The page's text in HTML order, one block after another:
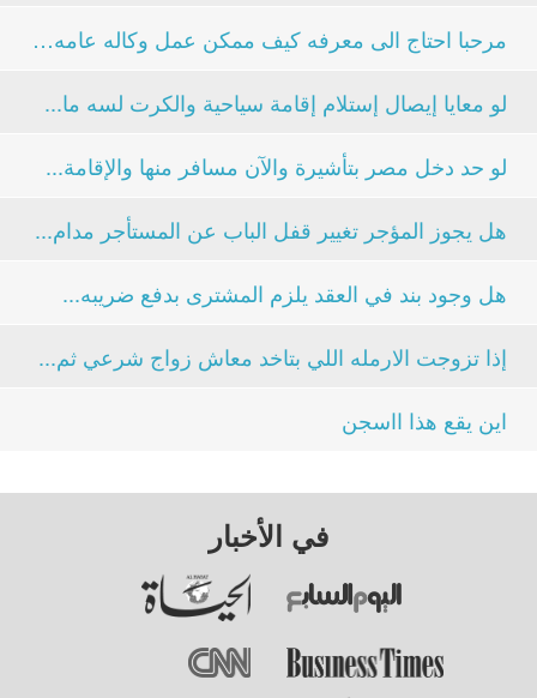
مرحبا احتاج الى معرفه كيف ممكن عمل وكاله عامه من...
لو معايا إيصال إستلام إقامة سياحية والكرت لسه ما...
لو حد دخل مصر بتأشيرة والآن مسافر منها والإقامة...
هل يجوز المؤجر تغيير قفل الباب عن المستأجر مدام...
هل وجود بند في العقد يلزم المشترى بدفع ضريبه...
إذا تزوجت الارمله اللي بتاخد معاش زواج شرعي ثم...
اين يقع هذا ااسجن
في الأخبار